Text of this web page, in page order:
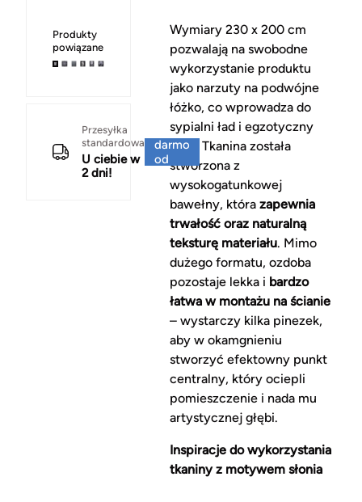
Produkty
powiązane
Przesyłka
standardowa
U ciebie w
2 dni!
darmo
od
150 zł
Wymiary 230 x 200 cm
pozwalają na swobodne
wykorzystanie produktu
jako narzuty na podwójne
łóżko, co wprowadza do
sypialni ład i egzotyczny
szyk. Tkanina została
stworzona z
wysokogatunkowej
bawełny, która zapewnia
trwałość oraz naturalną
teksturę materiału. Mimo
dużego formatu, ozdoba
pozostaje lekka i bardzo
łatwa w montażu na ścianie
– wystarczy kilka pinezek,
aby w okamgnieniu
stworzyć efektowny punkt
centralny, który ociepli
pomieszczenie i nada mu
artystycznej głębi.
Inspiracje do wykorzystania
tkaniny z motywem słonia